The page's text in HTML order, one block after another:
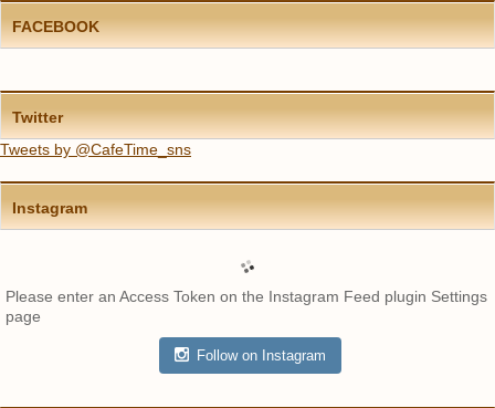
FACEBOOK
Twitter
Tweets by @CafeTime_sns
Instagram
Please enter an Access Token on the Instagram Feed plugin Settings
page
Follow on Instagram